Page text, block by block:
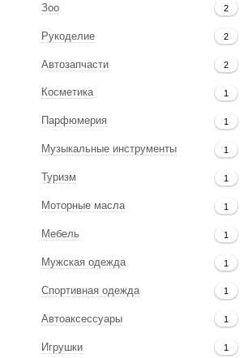
Зоо 2
Рукоделие 2
Автозапчасти 2
Косметика 1
Парфюмерия 1
Музыкальные инструменты 1
Туризм 1
Моторные масла 1
Мебель 1
Мужская одежда 1
Спортивная одежда 1
Автоаксессуары 1
Игрушки 1